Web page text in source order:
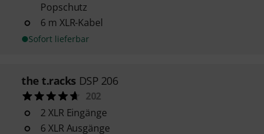
Popschutz
6 m XLR-Kabel
Sofort lieferbar
the t.racks DSP 206
202
2 XLR Eingänge
6 XLR Ausgänge